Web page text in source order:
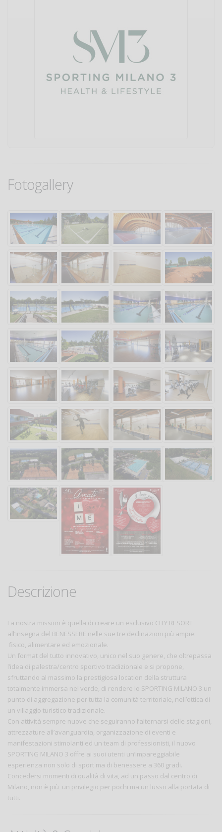
Fotogallery
Descrizione
La nostra mission è quella di creare un esclusivo CITY RESORT
all’insegna del BENESSERE nelle sue tre declinazioni più ampie:
fisico, alimentare ed emozionale.
Un format del tutto innovativo, unico nel suo genere, che oltrepassa
l’idea di palestra/centro sportivo tradizionale e si propone,
sfruttando al massimo la prestigiosa location della struttura
totalmente immersa nel verde, di rendere lo SPORTING MILANO 3 un
punto di aggregazione per tutta la comunità territoriale, nell’ottica di
un villaggio turistico tradizionale.
Con attività sempre nuove che seguiranno l’alternarsi delle stagioni,
attrezzature all’avanguardia, organizzazione di eventi e
manifestazioni stimolanti ed un team di professionisti, il nuovo
SPORTING MILANO 3 offre ai suoi utenti un’impareggiabile
esperienza non solo di sport ma di benessere a 360 gradi.
Concedersi momenti di qualità di vita, ad un passo dal centro di
Milano, non è più un privilegio per pochi ma un lusso alla portata di
tutti.